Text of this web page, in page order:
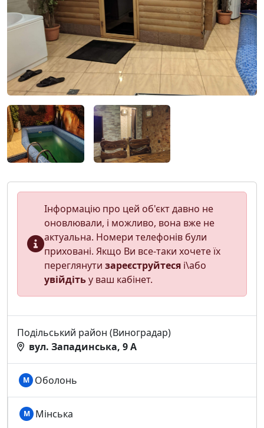
Інформацію про цей об'єкт давно не
оновлювали, і можливо, вона вже не
актуальна. Номери телефонів були
приховані. Якщо Ви все-таки хочете їх
переглянути зареєструйтеся і\або
увійдітьу ваш кабінет.
Подільський район (Виноградар)
вул. Западинська, 9 А
М Оболонь
М Мінська